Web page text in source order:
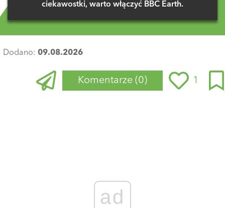
ciekawostki, warto włączyć BBC Earth.
Dodano: 09.08.2026
Komentarze (0) 1
ad